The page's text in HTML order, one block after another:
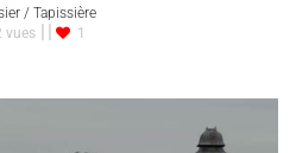
/ Tapissière
vues
1